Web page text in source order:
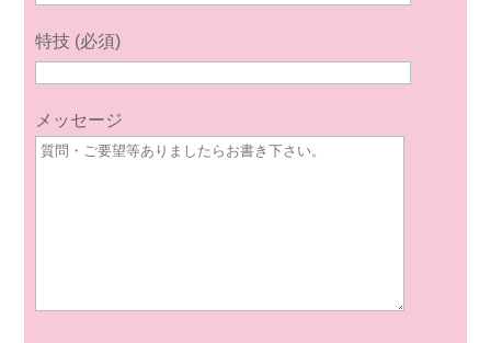
特技 (必須)
メッセージ